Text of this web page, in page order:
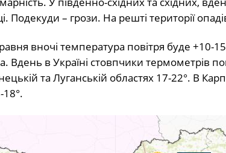
Подекуди – грози. На решті території
вночі температура повітря буде
Вдень в Україні стовпчики термометрів
та Луганській областях 17-22°. В
18°.